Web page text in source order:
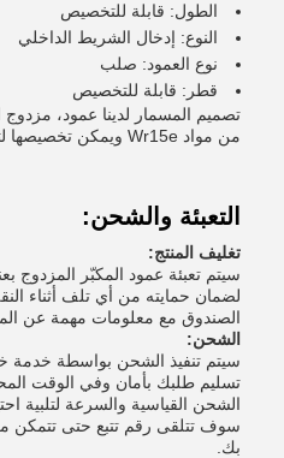
الطول: قابلة للتخصيص
النوع: إدخال الشريط الداخلي
نوع العمود: صلب
قطر: قابلة للتخصيص
تصميم المسمار لدينا عمود،
من مواد Wr15e ويمكن تخصيصها لتلبية الاحتياجات الخاصة بك.
التعبئة والشحن:
تغليف المنتج:
سيتم تعبئة عمود المكبّر
لضمان حمايته من أي تلف أثناء
الصندوق مع معلومات مهمة عن
الشحن:
سيتم تنفيذ الشحن بواسطة خدمة
تسليم طلبك بأمان وفي الوقت
الشحن القياسية والسرعة لتلبية
سوف تتلقى رقم تتبع حتى تتمكن
بك.